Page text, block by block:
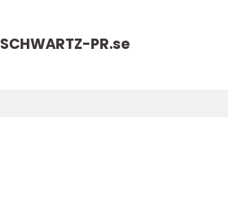
SCHWARTZ-PR.se